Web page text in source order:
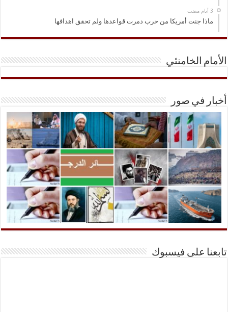
ماذا جنت أمريكا من حرب دمرت قواعدها ولم تحقق اهدافها
الأمام الخامنئي
أخبار في صور
تابعنا على فيسبوك